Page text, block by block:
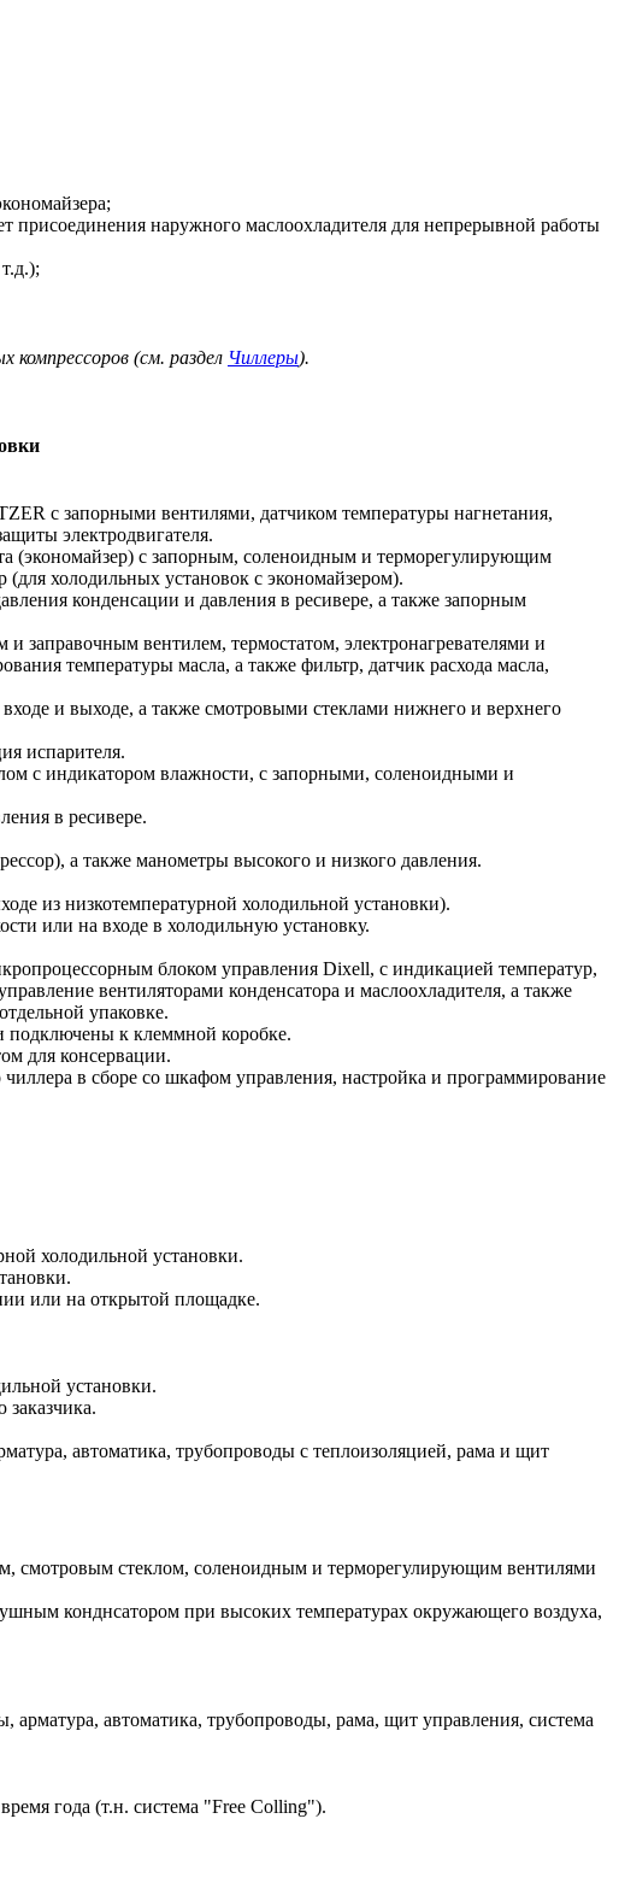
присоединения наружного маслоохладителя для непрерывной работы
компрессоров (см. раздел Чиллеры).
с запорными вентилями, датчиком температуры нагнетания,
электродвигателя.
(экономайзер) с запорным, соленоидным и терморегулирующим
холодильных установок с экономайзером).
конденсации и давления в ресивере, а также запорным
и заправочным вентилем, термостатом, электронагревателями и
температуры масла, а также фильтр, датчик расхода масла,
и выходе, а также смотровыми стеклами нижнего и верхнего
испарителя.
с индикатором влажности, с запорными, соленоидными и
в ресивере.
а также манометры высокого и низкого давления.
из низкотемпературной холодильной установки).
или на входе в холодильную установку.
блоком управления Dixell, с индикацией температур,
вентиляторами конденсатора и маслоохладителя, а также
упаковке.
подключены к клеммной коробке.
для консервации.
в сборе со шкафом управления, настройка и программирование
холодильной установки.
или на открытой площадке.
установки.
автоматика, трубопроводы с теплоизоляцией, рама и щит
смотровым стеклом, соленоидным и терморегулирующим вентилями
конднсатором при высоких температурах окружающего воздуха,
арматура, автоматика, трубопроводы, рама, щит управления, система
года (т.н. система "Free Colling").